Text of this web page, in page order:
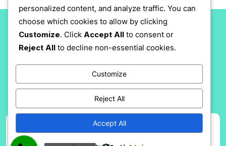
Tüm Hakları Artı İlaçlama Firmasına Aittir.
personalized content, and analyze traffic. You can
choose which cookies to allow by clicking
Customize. Click Accept All to consent or
Reject All to decline non-essential cookies.
Customize
Reject All
Accept All